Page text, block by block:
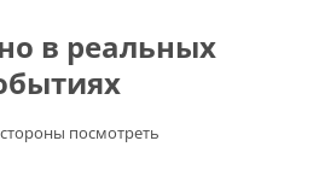
в реальных
посмотреть